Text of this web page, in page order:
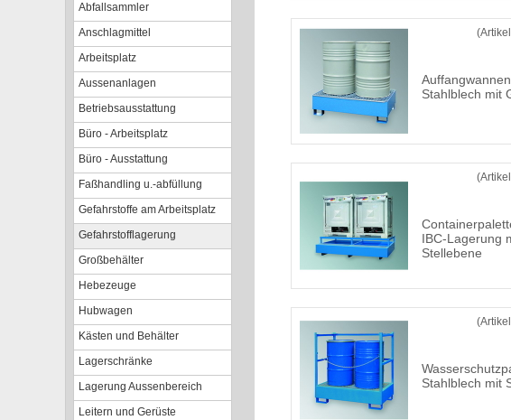
Abfallsammler
Anschlagmittel
Arbeitsplatz
Aussenanlagen
Betriebsausstattung
Büro - Arbeitsplatz
Büro - Ausstattung
Faßhandling u.-abfüllung
Gefahrstoffe am Arbeitsplatz
Gefahrstofflagerung
Großbehälter
Hebezeuge
Hubwagen
Kästen und Behälter
Lagerschränke
Lagerung Aussenbereich
Leitern und Gerüste
Stahlblech mit
IBC-Lagerung
Stellebene
Stahlblech mit